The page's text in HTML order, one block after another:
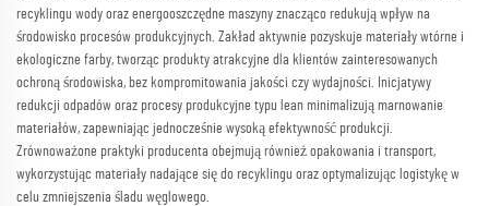
recyklingu wody oraz energooszczędne maszyny znacząco redukują wpływ na
środowisko procesów produkcyjnych. Zakład aktywnie pozyskuje materiały wtórne i
ekologiczne farby, tworząc produkty atrakcyjne dla klientów zainteresowanych
ochroną środowiska, bez kompromitowania jakości czy wydajności. Inicjatywy
redukcji odpadów oraz procesy produkcyjne typu lean minimalizują marnowanie
materiałów, zapewniając jednocześnie wysoką efektywność produkcji.
Zrównoważone praktyki producenta obejmują również opakowania i transport,
wykorzystując materiały nadające się do recyklingu oraz optymalizując logistykę w
celu zmniejszenia śladu węglowego.